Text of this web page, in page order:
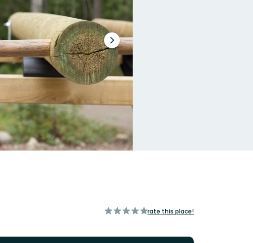
Next
slide
of
rate this place!